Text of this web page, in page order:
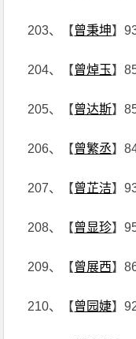
203、【曾秉坤】
204、【曾焯玉】
205、【曾达斯】
206、【曾繁丞】
207、【曾芷洁】
208、【曾显珍】
209、【曾展西】
210、【曾园婕】